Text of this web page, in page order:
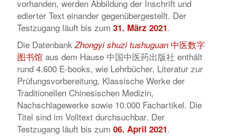
vorhanden, werden Abbildung der Inschrift und
edierter Text einander gegenübergestellt. Der
Testzugang läuft bis zum 31. März 2021.
Die Datenbank Zhongyi shuzi tushuguan中医数字
图书馆aus dem Hause 中国中医药出版社 enthält
rund 4.600 E-books, wie Lehrbücher, Literatur zur
Prüfungsvorbereitung, Klassische Werke der
Traditionellen Chinesischen Medizin,
Nachschlagewerke sowie 10.000 Fachartikel. Die
Titel sind im Volltext durchsuchbar. Der
Testzugang läuft bis zum 06. April 2021.